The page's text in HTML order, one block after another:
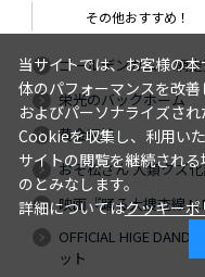
その他おすすめ！
ゴールデンカムイ 網
栄光のバックホーム
黄金泥棒
おそ松さん 人類クズ化
映画『踊る大捜査線
OFFICIAL HIGE
ット
当サイトでは、お客様の
体のパフォーマンスを改
およびパーソナライズさ
Cookieを収集し、利用いた
サイトの閲覧を継続され
のとみなします。
詳細についてはクッキーポ